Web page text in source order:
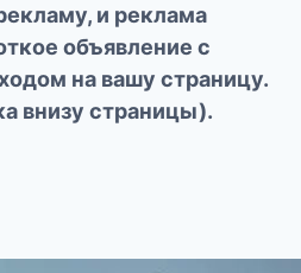
и реклама
объявление с
на вашу страницу.
внизу страницы).